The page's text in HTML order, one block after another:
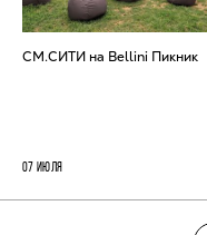
СМ.СИТИ на Bellini Пикник
07 ИЮЛЯ